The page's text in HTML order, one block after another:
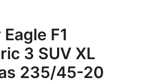
F1
3 SUV XL
235/45-20